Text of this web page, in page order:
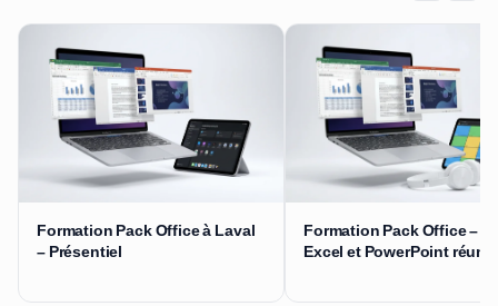
Formation Pack Office à Laval
– Présentiel
Formation Pack Office –
Excel et PowerPoint réunis